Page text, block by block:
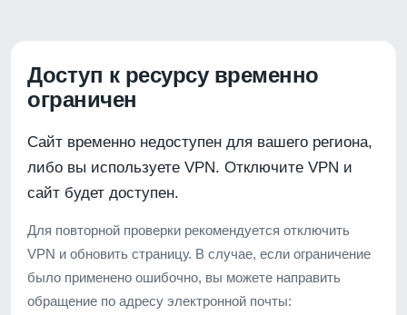
Доступ к ресурсу временно
ограничен
Сайт временно недоступен для вашего региона,
либо вы используете VPN. Отключите VPN и
сайт будет доступен.
Для повторной проверки рекомендуется отключить
VPN и обновить страницу. В случае, если ограничение
было применено ошибочно, вы можете направить
обращение по адресу электронной почты: